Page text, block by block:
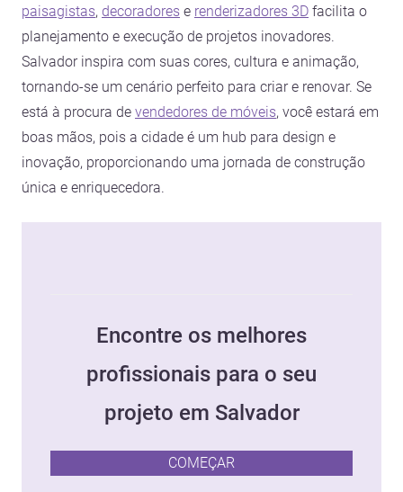
paisagistas, decoradores e renderizadores 3D facilita o
planejamento e execução de projetos inovadores.
Salvador inspira com suas cores, cultura e animação,
tornando-se um cenário perfeito para criar e renovar. Se
está à procura de vendedores de móveis, você estará em
boas mãos, pois a cidade é um hub para design e
inovação, proporcionando uma jornada de construção
única e enriquecedora.
Encontre os melhores
profissionais para o seu
projeto em Salvador
COMEÇAR